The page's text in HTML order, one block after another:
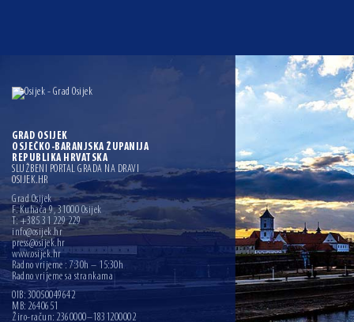
GRAD OSIJEK
OSJEČKO-BARANJSKA ŽUPANIJA
REPUBLIKA HRVATSKA
SLUŽBENI PORTAL GRADA NA DRAVI
OSIJEK.HR
Grad Osijek
F. Kuhača 9, 31000 Osijek
T: +385 31 229 229
info@osijek.hr
press@osijek.hr
www.osijek.hr
Radno vrijeme : 7:30h – 15:30h
Radno vrijeme sa strankama
OIB: 30050049642
MB: 2640651
Žiro-račun: 2360000–1831200002